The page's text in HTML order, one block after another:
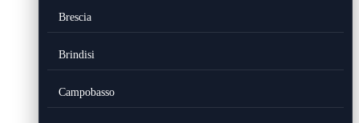
Brescia
Brindisi
Campobasso